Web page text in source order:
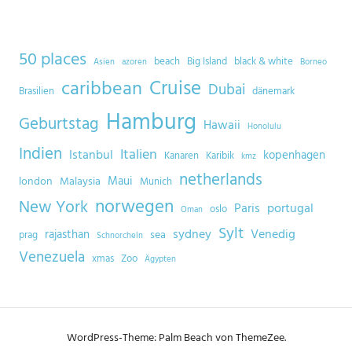
50 places Asien azoren beach Big Island black & white Borneo
Brasilien caribbean Cruise Dubai dänemark
Geburtstag Hamburg Hawaii Honolulu
Indien Istanbul Italien Kanaren Karibik kmz kopenhagen
london Malaysia Maui Munich netherlands
New York norwegen Oman oslo Paris portugal
prag rajasthan Schnorcheln sea sydney Sylt Venedig
Venezuela xmas Zoo Ägypten
WordPress-Theme: Palm Beach von ThemeZee.